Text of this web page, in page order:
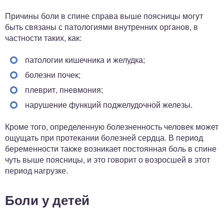
Причины боли в спине справа выше поясницы могут
быть связаны с патологиями внутренних органов, в
частности таких, как:
патологии кишечника и желудка;
болезни почек;
плеврит, пневмония;
нарушение функций поджелудочной железы.
Кроме того, определенную болезненность человек может
ощущать при протекании болезней сердца. В период
беременности также возникает постоянная боль в спине
чуть выше поясницы, и это говорит о возросшей в этот
период нагрузке.
Боли у детей